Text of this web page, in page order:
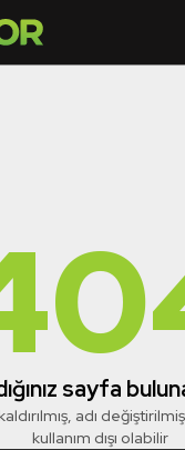
sayfa
adı
kullanım dışı olabilir